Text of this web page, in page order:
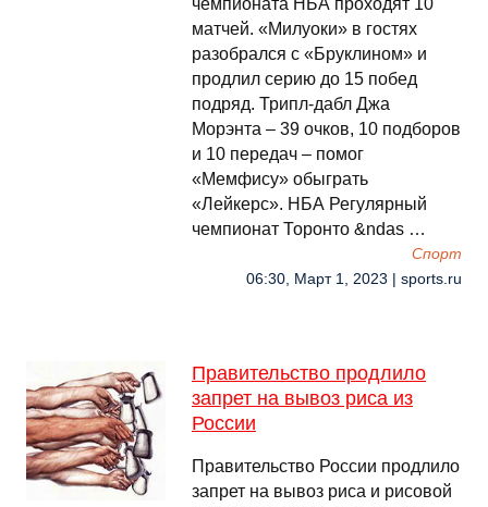
чемпионата НБА проходят 10
матчей. «Милуоки» в гостях
разобрался с «Бруклином» и
продлил серию до 15 побед
подряд. Трипл-дабл Джа
Морэнта – 39 очков, 10 подборов
и 10 передач – помог
«Мемфису» обыграть
«Лейкерс». НБА Регулярный
чемпионат Торонто &ndas …
Спорт
06:30, Март 1, 2023 | sports.ru
Правительство продлило
запрет на вывоз риса из
России
Правительство России продлило
запрет на вывоз риса и рисовой